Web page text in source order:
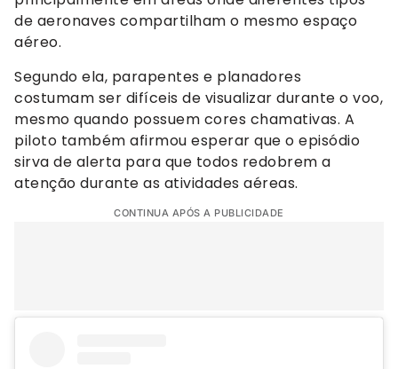
de aeronaves compartilham o mesmo espaço
aéreo.
Segundo ela, parapentes e planadores
costumam ser difíceis de visualizar durante o voo,
mesmo quando possuem cores chamativas. A
piloto também afirmou esperar que o episódio
sirva de alerta para que todos redobrem a
atenção durante as atividades aéreas.
CONTINUA APÓS A PUBLICIDADE